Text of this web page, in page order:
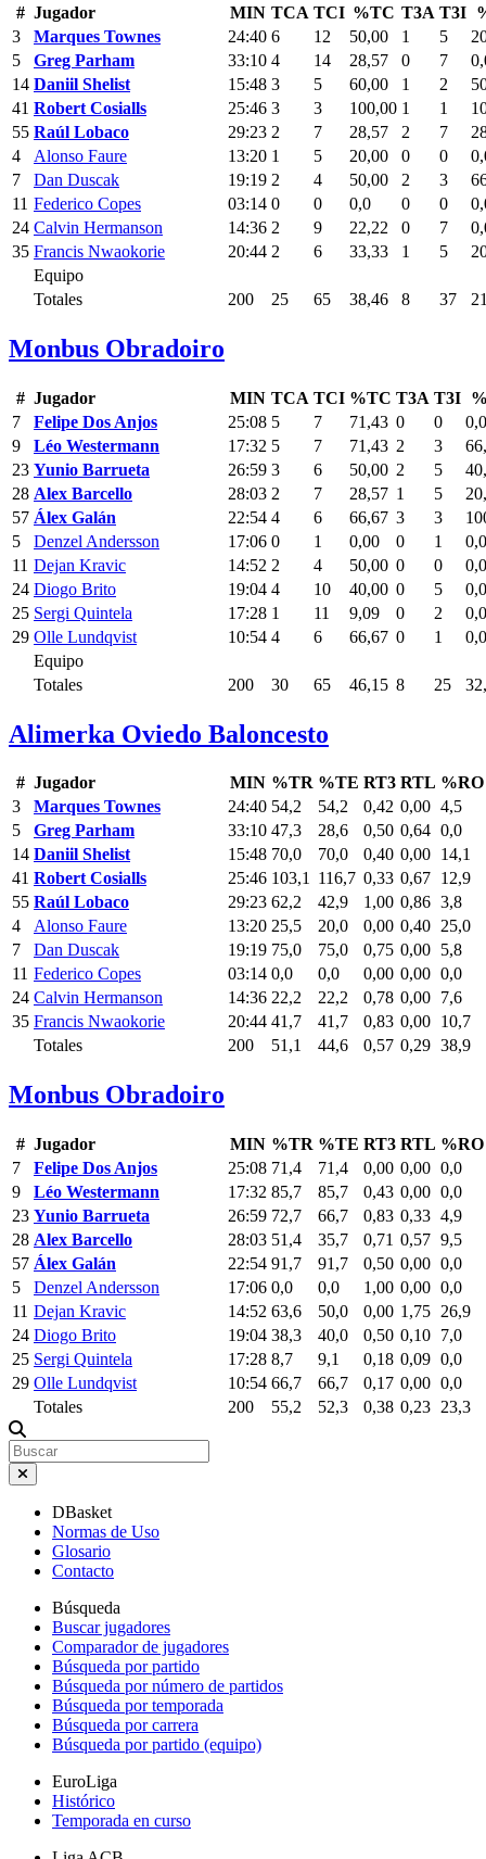
# Jugador MIN TCA TCI %TC T3A T3I
3
Marques Townes 24:40 6 12 50,00 1 5
5
Greg Parham 33:10 4 14 28,57 0 7
14 Daniil Shelist 15:48 3 5 60,00 1 2
41 Robert Cosialls 25:46 3 3 100,00 1 1
55 Raúl Lobaco 29:23 2 7 28,57 2 7
4
Alonso Faure 13:20 1 5 20,00 0 0
7
Dan Duscak 19:19 2 4 50,00 2 3
11 Federico Copes 03:14 0 0 0,0 0 0
24 Calvin Hermanson 14:36 2 9 22,22 0 7
35 Francis Nwaokorie 20:44 2 6 33,33 1 5
Equipo
Totales
200 25 65 38,46 8 37
Monbus Obradoiro
# Jugador MIN TCA TCI %TC T3A T3I
7
Felipe Dos Anjos 25:08 5 7 71,43 0 0
0,0
9
Léo Westermann 17:32 5 7 71,43 2 3
23 Yunio Barrueta 26:59 3 6 50,00 2 5
28 Alex Barcello 28:03 2 7 28,57 1 5
57 Álex Galán 22:54 4 6 66,67 3 3
5
Denzel Andersson 17:06 0 1 0,00 0 1
11 Dejan Kravic 14:52 2 4 50,00 0 0
0,0
24 Diogo Brito 19:04 4 10 40,00 0 5
25 Sergi Quintela 17:28 1 11 9,09 0 2
29 Olle Lundqvist 10:54 4 6 66,67 0 1
Equipo
Totales
200 30 65 46,15 8 25
Alimerka Oviedo Baloncesto
# Jugador MIN %TR %TE RT3 RTL %RO
3
Marques Townes 24:40 54,2 54,2 0,42 0,00 4,5
5
Greg Parham 33:10 47,3 28,6 0,50 0,64 0,0
14 Daniil Shelist 15:48 70,0 70,0 0,40 0,00 14,1
41 Robert Cosialls 25:46 103,1 116,7 0,33 0,67 12,9
55 Raúl Lobaco 29:23 62,2 42,9 1,00 0,86 3,8
4
Alonso Faure 13:20 25,5 20,0 0,00 0,40 25,0
7
Dan Duscak 19:19 75,0 75,0 0,75 0,00 5,8
11 Federico Copes 03:14 0,0 0,0 0,00 0,00 0,0
24 Calvin Hermanson 14:36 22,2 22,2 0,78 0,00 7,6
35 Francis Nwaokorie 20:44 41,7 41,7 0,83 0,00 10,7
Totales
200 51,1 44,6 0,57 0,29 38,9
Monbus Obradoiro
# Jugador MIN %TR %TE RT3 RTL %RO
7
Felipe Dos Anjos 25:08 71,4 71,4 0,00 0,00 0,0
9
Léo Westermann 17:32 85,7 85,7 0,43 0,00 0,0
23 Yunio Barrueta 26:59 72,7 66,7 0,83 0,33 4,9
28 Alex Barcello 28:03 51,4 35,7 0,71 0,57 9,5
57 Álex Galán 22:54 91,7 91,7 0,50 0,00 0,0
5
Denzel Andersson 17:06 0,0 0,0 1,00 0,00 0,0
11 Dejan Kravic 14:52 63,6 50,0 0,00 1,75 26,9
24 Diogo Brito 19:04 38,3 40,0 0,50 0,10 7,0
25 Sergi Quintela 17:28 8,7 9,1 0,18 0,09 0,0
29 Olle Lundqvist 10:54 66,7 66,7 0,17 0,00 0,0
Totales
200 55,2 52,3 0,38 0,23 23,3
DBasket
Normas de Uso
Glosario
Contacto
Búsqueda
Buscar jugadores
Comparador de jugadores
Búsqueda por partido
Búsqueda por número de partidos
Búsqueda por temporada
Búsqueda por carrera
Búsqueda por partido (equipo)
EuroLiga
Histórico
Temporada en curso